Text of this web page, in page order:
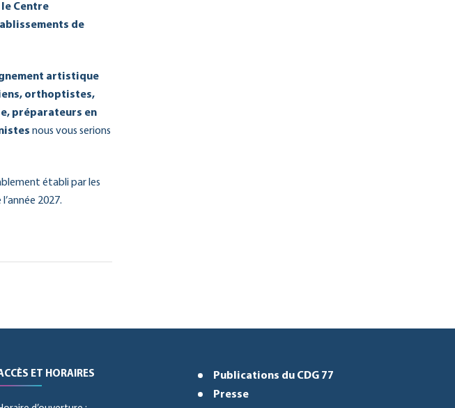
Centre
de
artistique
orthoptistes,
préparateurs en
nous vous serions
établi par les
2027.
ET HORAIRES
Publications du CDG 77
Presse